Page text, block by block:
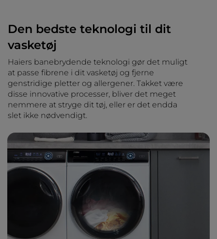
Den bedste teknologi til dit
vasketøj
Haiers banebrydende teknologi gør det muligt
at passe fibrene i dit vasketøj og fjerne
genstridige pletter og allergener. Takket være
disse innovative processer, bliver det meget
nemmere at stryge dit tøj, eller er det endda
slet ikke nødvendigt.